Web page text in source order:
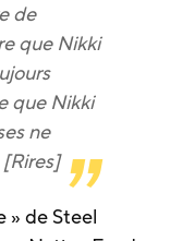
de
que Nikki
que Nikki
ne
» de Steel